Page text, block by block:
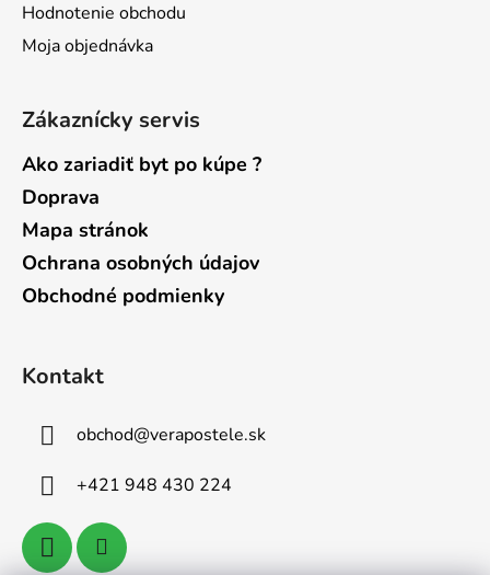
Hodnotenie obchodu
Moja objednávka
Zákaznícky servis
Ako zariadiť byt po kúpe ?
Doprava
Mapa stránok
Ochrana osobných údajov
Obchodné podmienky
Kontakt
obchod@verapostele.sk
+421 948 430 224